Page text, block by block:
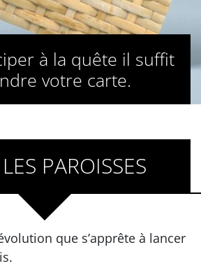
à la quête il suffit
votre carte.
PAROISSES
que s’apprête à lancer